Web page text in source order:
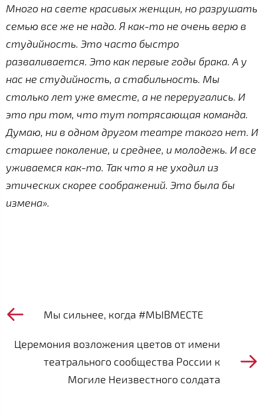
Много на свете красивых женщин, но разрушать
семью все же не надо. Я как-то не очень верю в
студийность. Это часто быстро
разваливается. Это как первые годы брака. А у
нас не студийность, а стабильность. Мы
столько лет уже вместе, а не переругались. И
это при том, что тут потрясающая команда.
Думаю, ни в одном другом театре такого нет. И
старшее поколение, и среднее, и молодежь. И все
уживаемся как-то. Так что я не уходил из
этических скорее соображений. Это была бы
измена».
Мы сильнее, когда #МЫВМЕСТЕ
Церемония возложения цветов от имени
театрального сообщества России к
Могиле Неизвестного солдата